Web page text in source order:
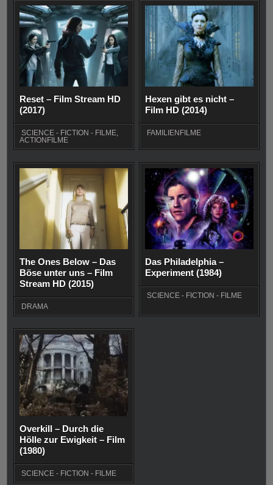
Reset – Film Stream HD
(2017)
SCIENCE - FICTION - FILME,
ACTIONFILME
Hexen gibt es nicht –
Film HD (2014)
FAMILIENFILME
The Ones Below – Das
Böse unter uns – Film
Stream HD (2015)
DRAMA
Das Philadelphia –
Experiment (1984)
SCIENCE - FICTION - FILME
Overkill – Durch die
Hölle zur Ewigkeit – Film
(1980)
SCIENCE - FICTION - FILME